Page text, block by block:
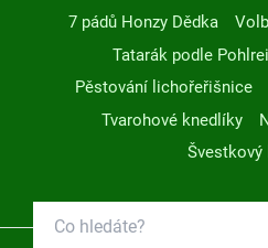
7 pádů Honzy Dědka
Tatarák podle
Pěstování lichořeřišnice
Tvarohové knedlíky
Švestkový